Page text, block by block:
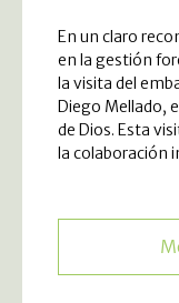
En un claro
en la gestión
la visita del
Diego Mellado,
de Dios. Esta
la colaboración